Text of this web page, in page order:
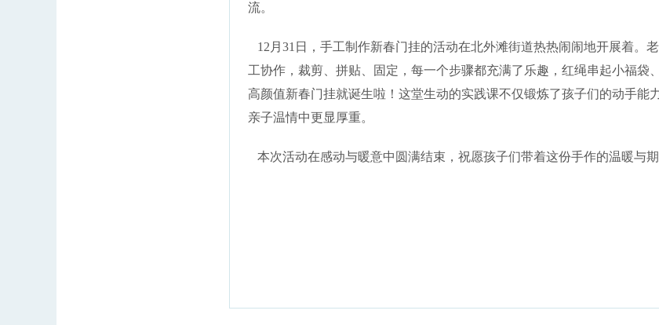
流。
12月31日，手工制作新春门挂的活动在北外滩街道热热闹闹地开展着。
工协作，裁剪、拼贴、固定，每一个步骤都充满了乐趣，红绳串起小福袋
高颜值新春门挂就诞生啦！这堂生动的实践课不仅锻炼了孩子们的动手
亲子温情中更显厚重。
本次活动在感动与暖意中圆满结束，祝愿孩子们带着这份手作的温暖与